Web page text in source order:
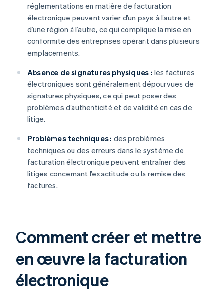
réglementations en matière de facturation
électronique peuvent varier d’un pays à l’autre et
d’une région à l’autre, ce qui complique la mise en
conformité des entreprises opérant dans plusieurs
emplacements.
Absence de signatures physiques : les factures
électroniques sont généralement dépourvues de
signatures physiques, ce qui peut poser des
problèmes d’authenticité et de validité en cas de
litige.
Problèmes techniques : des problèmes
techniques ou des erreurs dans le système de
facturation électronique peuvent entraîner des
litiges concernant l’exactitude ou la remise des
factures.
Comment créer et mettre
en œuvre la facturation
électronique